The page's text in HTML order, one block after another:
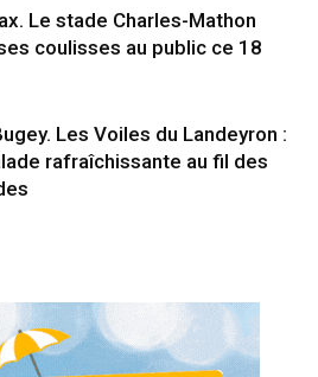
Le stade Charles-Mathon
coulisses au public ce 18
Les Voiles du Landeyron :
rafraîchissante au fil des